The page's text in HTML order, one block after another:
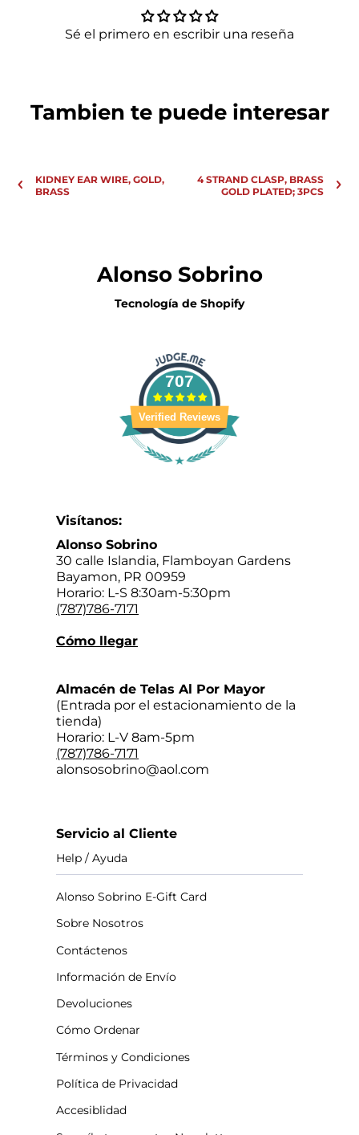
Sé el primero en escribir una reseña
Tambien te puede interesar
KIDNEY EAR WIRE, GOLD,
BRASS
4 STRAND CLASP, BRASS
GOLD PLATED; 3PCS
Alonso Sobrino
Tecnología de Shopify
707
Verified Reviews
Visítanos:
Alonso Sobrino
30 calle Islandia, Flamboyan Gardens
Bayamon, PR 00959
Horario: L-S 8:30am-5:30pm
(787)786-7171
Cómo llegar
Almacén de Telas Al Por Mayor
(Entrada por el estacionamiento de la
tienda)
Horario: L-V 8am-5pm
(787)786-7171
alonsosobrino@aol.com
Servicio al Cliente
Help / Ayuda
Alonso Sobrino E-Gift Card
Sobre Nosotros
Contáctenos
Información de Envío
Devoluciones
Cómo Ordenar
Términos y Condiciones
Política de Privacidad
Accesiblidad
+Descuento solo aplica a mercancía seleccionada en nuestra tienda